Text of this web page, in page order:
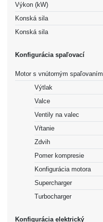
Výkon (kW)
Konská sila
Konská sila
Konfigurácia spaľovací
Motor s vnútorným spaľovaním
Výtlak
Valce
Ventily na valec
Vŕtanie
Zdvih
Pomer kompresie
Konfigurácia motora
Supercharger
Turbocharger
Konfigurácia elektrický